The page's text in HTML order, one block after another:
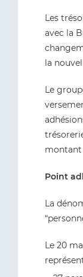
Les
avec la
la
Le
montant
Point
La
Le 20